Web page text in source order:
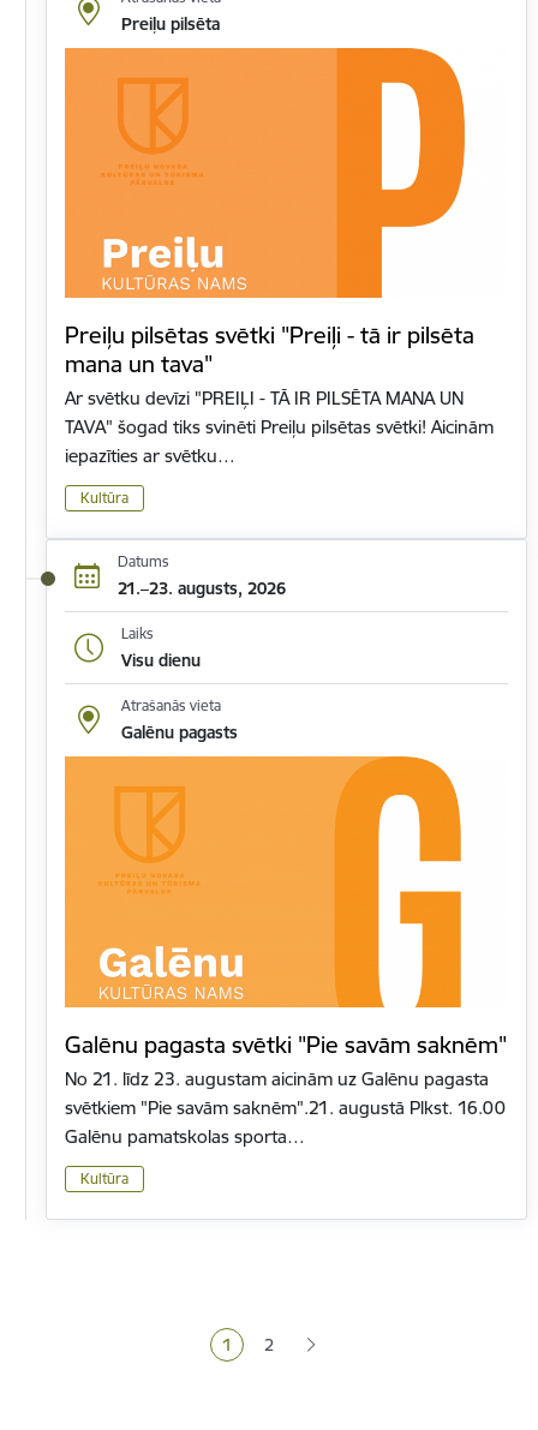
Preiļu pilsēta
Preiļu pilsētas svētki "Preiļi - tā ir pilsēta
mana un tava"
Ar svētku devīzi "PREIĻI - TĀ IR PILSĒTA MANA UN
TAVA" šogad tiks svinēti Preiļu pilsētas svētki! Aicinām
iepazīties ar svētku…
Kultūra
Datums
21.–23. augusts, 2026
Laiks
Visu dienu
Atrašanās vieta
Galēnu pagasts
Galēnu pagasta svētki "Pie savām saknēm"
No 21. līdz 23. augustam aicinām uz Galēnu pagasta
svētkiem "Pie savām saknēm".21. augustā Plkst. 16.00
Galēnu pamatskolas sporta…
Kultūra
Pašreizējā lapa
1 Lapa
2